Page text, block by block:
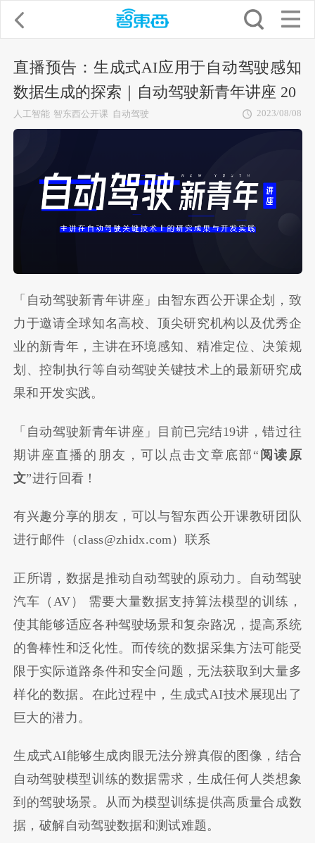
直播预告：生成式AI应用于自动驾驶感知
数据生成的探索｜自动驾驶新青年讲座 20
人工智能 智东西公开课 自动驾驶 2023/08/08
「自动驾驶新青年讲座」由智东西公开课企划，致
力于邀请全球知名高校、顶尖研究机构以及优秀企
业的新青年，主讲在环境感知、精准定位、决策规
划、控制执行等自动驾驶关键技术上的最新研究成
果和开发实践。
「自动驾驶新青年讲座」目前已完结19讲，错过往
期讲座直播的朋友，可以点击文章底部“阅读原
文”进行回看！
有兴趣分享的朋友，可以与智东西公开课教研团队
进行邮件（class@zhidx.com）联系
正所谓，数据是推动自动驾驶的原动力。自动驾驶
汽车（AV） 需要大量数据支持算法模型的训练，
使其能够适应各种驾驶场景和复杂路况，提高系统
的鲁棒性和泛化性。而传统的数据采集方法可能受
限于实际道路条件和安全问题，无法获取到大量多
样化的数据。在此过程中，生成式AI技术展现出了
巨大的潜力。
生成式AI能够生成肉眼无法分辨真假的图像，结合
自动驾驶模型训练的数据需求，生成任何人类想象
到的驾驶场景。从而为模型训练提供高质量合成数
据，破解自动驾驶数据和测试难题。